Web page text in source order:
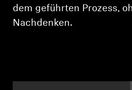
dem geführten Prozess,
Nachdenken.